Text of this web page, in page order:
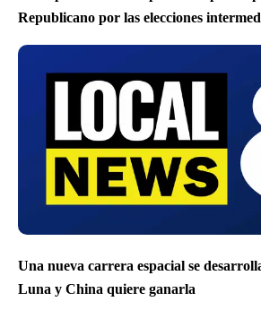
Republicano por las elecciones
Una nueva carrera espacial se
Luna y China quiere ganarla